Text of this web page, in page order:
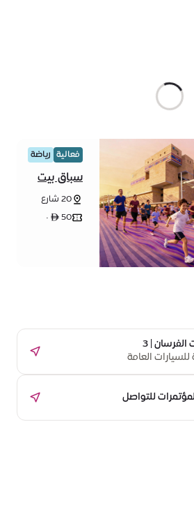
فعالية رياضة
سباق بيت
الفن للجري
20 شارع
الشروق -
50 ê •
| 3
العامة
للتواصل